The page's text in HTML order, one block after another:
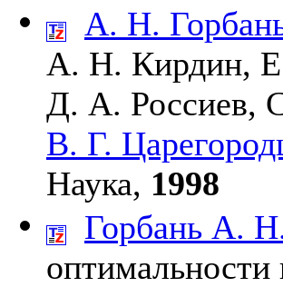
А. Н.
А. Н. Кирдин,
Д. А. Россиев,
В. Г.
Наука, 1998
Горбань А.